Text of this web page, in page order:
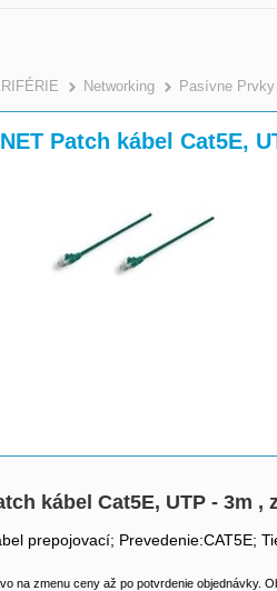
>
Networking Pasívne Prvky
Patch kábel Cat5E,
kábel Cat5E, UTP - 3m ,
prepojovací; Prevedenie:CAT5E;
na zmenu ceny až po potvrdenie objednávky.